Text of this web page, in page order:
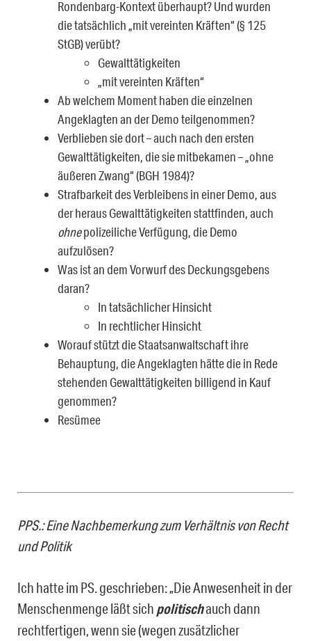
Rondenbarg-Kontext überhaupt? Und wurden
die tatsächlich „mit vereinten Kräften“ (§ 125
StGB) verübt?
Gewalttätigkeiten
„mit vereinten Kräften“
Ab welchem Moment haben die einzelnen
Angeklagten an der Demo teilgenommen?
Verblieben sie dort – auch nach den ersten
Gewalttätigkeiten, die sie mitbekamen – „ohne
äußeren Zwang“ (BGH 1984)?
Strafbarkeit des Verbleibens in einer Demo, aus
der heraus Gewalttätigkeiten stattfinden, auch
ohnepolizeiliche Verfügung, die Demo
aufzulösen?
Was ist an dem Vorwurf des Deckungsgebens
daran?
In tatsächlicher Hinsicht
In rechtlicher Hinsicht
Worauf stützt die Staatsanwaltschaft ihre
Behauptung, die Angeklagten hätte die in Rede
stehenden Gewalttätigkeiten billigend in Kauf
genommen?
Resümee
PPS.: Eine Nachbemerkung zum Verhältnis von Recht
und Politik
Ich hatte im PS. geschrieben: „Die Anwesenheit in der
Menschenmenge läßt sich poli­tischauch dann
rechtfertigen, wenn sie (wegen zusätzlicher